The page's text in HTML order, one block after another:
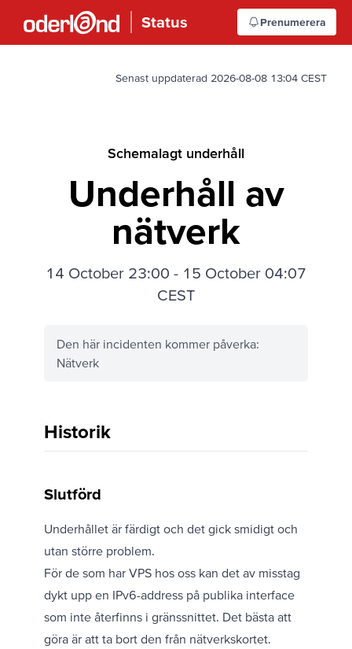
Status Prenumerera
Senast uppdaterad 2026-08-08 13:04 CEST
Schemalagt underhåll
Underhåll av
nätverk
14 October 23:00 - 15 October 04:07
CEST
Den här incidenten kommer påverka:
Nätverk
Historik
Slutförd
Underhållet är färdigt och det gick smidigt och
utan större problem.
För de som har VPS hos oss kan det av misstag
dykt upp en IPv6-address på publika interface
som inte återfinns i gränssnittet. Det bästa att
göra är att ta bort den från nätverkskortet.